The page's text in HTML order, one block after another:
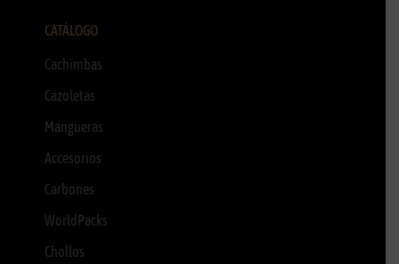
CATÁLOGO
Cachimbas
Cazoletas
Mangueras
Accesorios
Carbones
WorldPacks
Chollos